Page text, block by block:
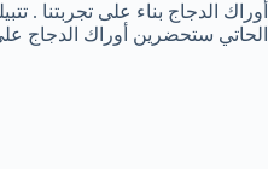
أوراك الدجاج بناء على تجربتنا .
الحاتي ستحضرين أوراك الدجاج